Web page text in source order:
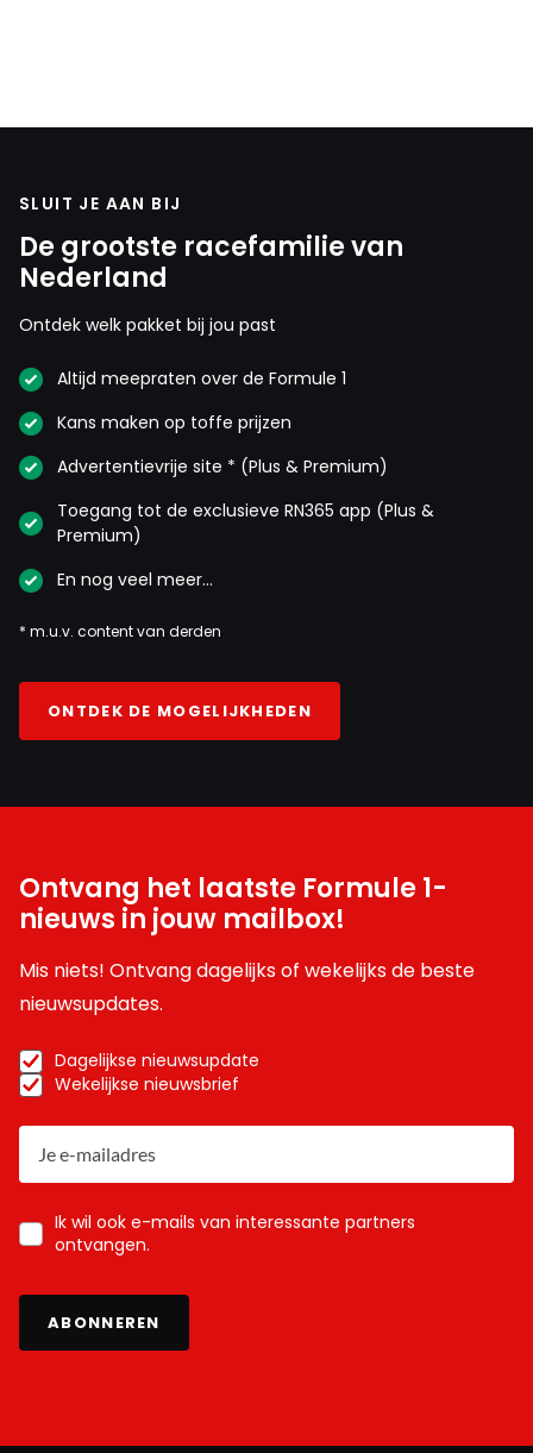
SLUIT JE AAN BIJ
De grootste racefamilie van
Nederland
Ontdek welk pakket bij jou past
Altijd meepraten over de Formule 1
Kans maken op toffe prijzen
Advertentievrije site * (Plus & Premium)
Toegang tot de exclusieve RN365 app (Plus &
Premium)
En nog veel meer…
* m.u.v. content van derden
ONTDEK DE MOGELIJKHEDEN
Ontvang het laatste Formule 1-
nieuws in jouw mailbox!
Mis niets! Ontvang dagelijks of wekelijks de beste
nieuwsupdates.
Dagelijkse nieuwsupdate
Wekelijkse nieuwsbrief
Ik wil ook e-mails van interessante partners
ontvangen.
ABONNEREN